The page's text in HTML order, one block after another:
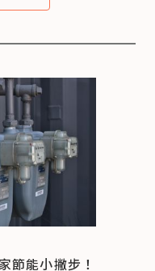
節能小撇步！